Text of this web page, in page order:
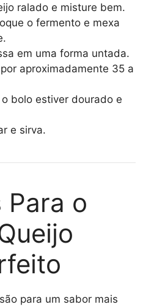
ralado e misture bem.
o fermento e mexa
em uma forma untada.
aproximadamente 35 a
bolo estiver dourado e
e sirva.
Para o
para um sabor mais